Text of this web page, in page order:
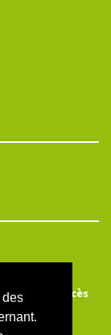
des
Lodel
Accès